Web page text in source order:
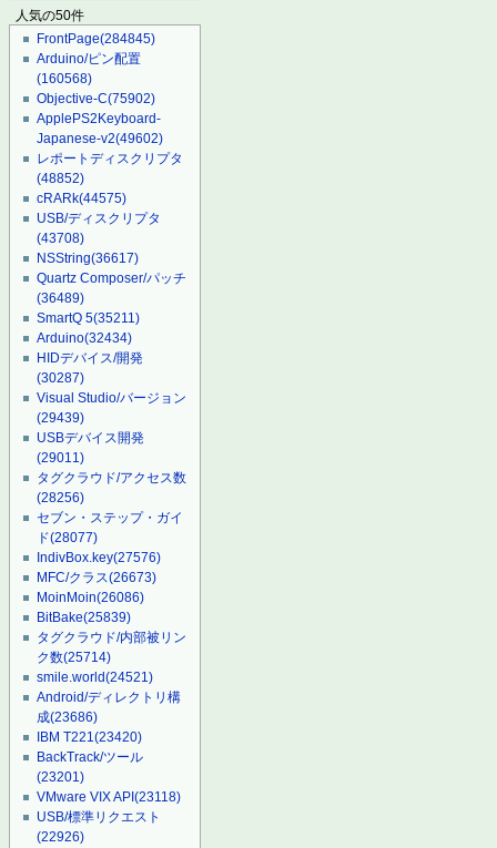
人気の50件
FrontPage(284845)
Arduino/ピン配置
(160568)
Objective-C(75902)
ApplePS2Keyboard-
Japanese-v2(49602)
レポートディスクリプタ
(48852)
cRARk(44575)
USB/ディスクリプタ
(43708)
NSString(36617)
Quartz Composer/パッチ
(36489)
SmartQ 5(35211)
Arduino(32434)
HIDデバイス/開発
(30287)
Visual Studio/バージョン
(29439)
USBデバイス開発
(29011)
タグクラウド/アクセス数
(28256)
セブン・ステップ・ガイ
ド(28077)
IndivBox.key(27576)
MFC/クラス(26673)
MoinMoin(26086)
BitBake(25839)
タグクラウド/内部被リン
ク数(25714)
smile.world(24521)
Android/ディレクトリ構
成(23686)
IBM T221(23420)
BackTrack/ツール
(23201)
VMware VIX API(23118)
USB/標準リクエスト
(22926)